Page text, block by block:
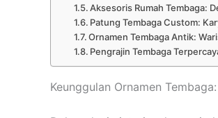
Aksesoris Rumah Tembaga:
Patung Tembaga Custom:
Ornamen Tembaga Antik:
Pengrajin Tembaga
Keunggulan Ornamen